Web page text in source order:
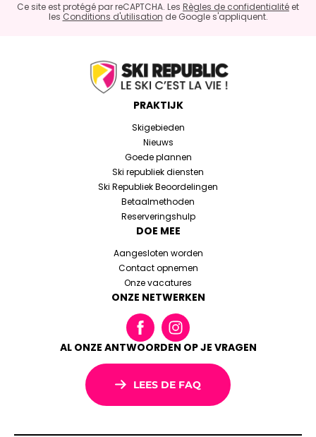
Ce site est protégé par reCAPTCHA. Les Règles de confidentialité et
les Conditions d'utilisation de Google s'appliquent.
PRAKTIJK
Skigebieden
Nieuws
Goede plannen
Ski republiek diensten
Ski Republiek Beoordelingen
Betaalmethoden
Reserveringshulp
DOE MEE
Aangesloten worden
Contact opnemen
Onze vacatures
ONZE NETWERKEN
AL ONZE ANTWOORDEN OP JE VRAGEN
LEES DE FAQ